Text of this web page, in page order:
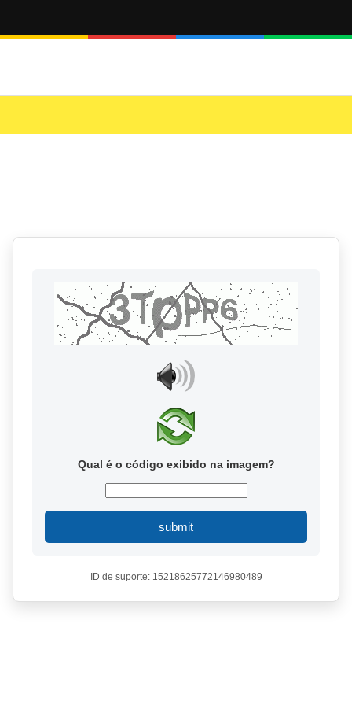
Qual é o código exibido na imagem?
submit
ID de suporte: 15218625772146980489